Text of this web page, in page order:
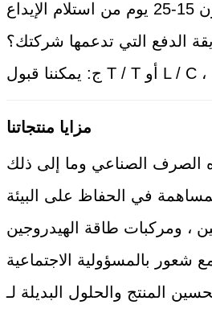
مزايا منتجاتنا
في الحفاظ على البيئة
المنتج والحلول البديلة لـ